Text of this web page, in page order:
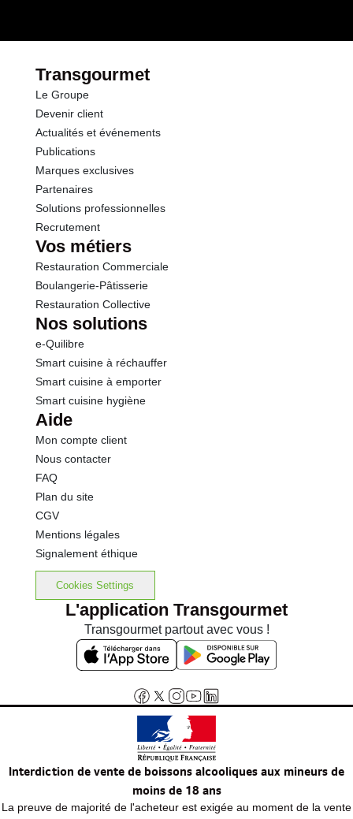
Transgourmet
Le Groupe
Devenir client
Actualités et événements
Publications
Marques exclusives
Partenaires
Solutions professionnelles
Recrutement
Vos métiers
Restauration Commerciale
Boulangerie-Pâtisserie
Restauration Collective
Nos solutions
e-Quilibre
Smart cuisine à réchauffer
Smart cuisine à emporter
Smart cuisine hygiène
Aide
Mon compte client
Nous contacter
FAQ
Plan du site
CGV
Mentions légales
Signalement éthique
Cookies Settings
L'application Transgourmet
Transgourmet partout avec vous !
Interdiction de vente de boissons alcooliques aux mineurs de
moins de 18 ans
La preuve de majorité de l'acheteur est exigée au moment de la vente